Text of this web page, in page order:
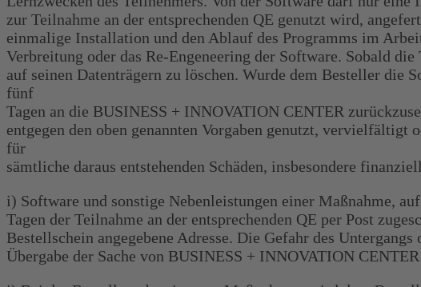
zur Teilnahme an der entsprechenden QE genutzt wird,
einmalige Installation und den Ablauf des Programms im
Verbreitung oder das Re-Engeneering der Software. Sobald
auf seinen Datenträgern zu löschen. Wurde dem Besteller die
fünf
Tagen an die BUSINESS + INNOVATION CENTER
entgegen den oben genannten Vorgaben genutzt,
für
sämtliche daraus entstehenden Schäden, insbesondere
i) Software und sonstige Nebenleistungen einer Maßnahme,
Tagen der Teilnahme an der entsprechenden QE per Post
Bestellschein angegebene Adresse. Die Gefahr des
Übergabe der Sache von BUSINESS + INNOVATION